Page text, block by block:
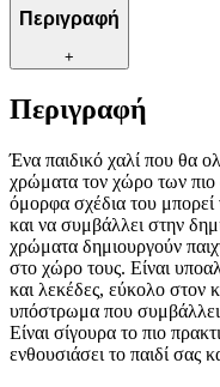
Περιγραφή
+
Περιγραφή
Ένα παιδικό χαλί που θα
χρώματα τον χώρο των
όμορφα σχέδια του μπορεί
και να συμβάλλει στην
χρώματα δημιουργούν
στο χώρο τους. Είναι
και λεκέδες, εύκολο στον
υπόστρωμα που
Είναι σίγουρα το πιο
ενθουσιάσει το παιδί σας